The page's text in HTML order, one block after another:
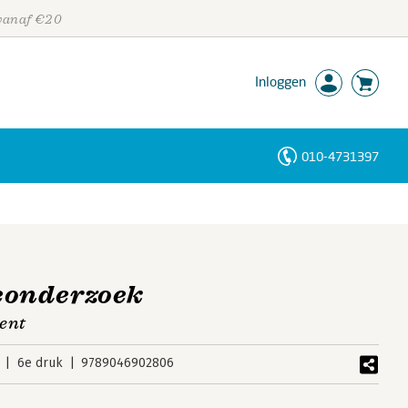
€20
Inloggen
010-4731397
6e druk 9789046902806
Personen